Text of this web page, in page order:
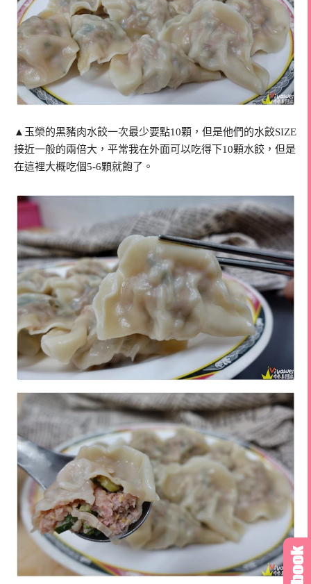
▲玉榮的黑豬肉水餃一次最少要點10顆，但是他們的水餃SIZE
接近一般的兩倍大，平常我在外面可以吃得下10顆水餃，但是
在這裡大概吃個5-6顆就飽了。